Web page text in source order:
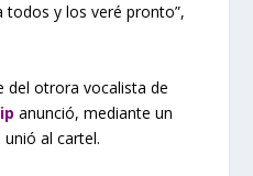
y los veré pronto”,
del otrora vocalista de
anunció, mediante un
unió al cartel.